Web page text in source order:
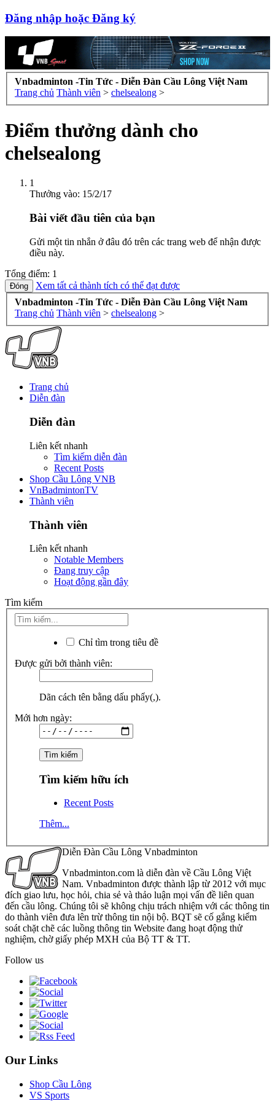
Đăng nhập hoặc Đăng ký
Vnbadminton -Tin Tức - Diễn Đàn Cầu Lông Việt Nam
Trang chủ Thành viên > chelsealong >
Điểm thưởng dành cho
chelsealong
1
Thưởng vào: 15/2/17
Bài viết đầu tiên của bạn
Gửi một tin nhắn ở đâu đó trên các trang web để nhận được
điều này.
Tổng điểm: 1
Xem tất cả thành tích có thể đạt được
Vnbadminton -Tin Tức - Diễn Đàn Cầu Lông Việt Nam
Trang chủ Thành viên > chelsealong >
Trang chủ
Diễn đàn
Diễn đàn
Liên kết nhanh
Tìm kiếm diễn đàn
Recent Posts
Shop Cầu Lông VNB
VnBadmintonTV
Thành viên
Thành viên
Liên kết nhanh
Notable Members
Đang truy cập
Hoạt động gần đây
Tìm kiếm
Chỉ tìm trong tiêu đề
Được gửi bởi thành viên:
Dãn cách tên bằng dấu phẩy(,).
Mới hơn ngày:
Tìm kiếm hữu ích
Recent Posts
Thêm...
Diễn Đàn Cầu Lông Vnbadminton
Vnbadminton.com là diễn đàn về Cầu Lông Việt
Nam. Vnbadminton được thành lập từ 2012 với mục
đích giao lưu, học hỏi, chia sẻ và thảo luận mọi vấn đề liên quan
đến cầu lông. Chúng tôi sẽ không chịu trách nhiệm với các thông tin
do thành viên đưa lên trừ thông tin nội bộ. BQT sẽ cố gắng kiểm
soát chặt chẽ các luồng thông tin Website đang hoạt động thử
nghiệm, chờ giấy phép MXH của Bộ TT & TT.
Follow us
Our Links
Shop Cầu Lông
VS Sports